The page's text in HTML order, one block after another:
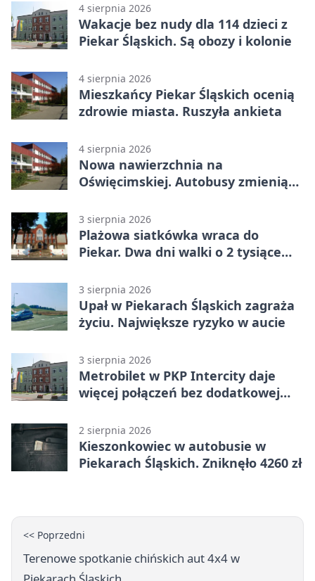
4 sierpnia 2026
Wakacje bez nudy dla 114 dzieci z
Piekar Śląskich. Są obozy i kolonie
4 sierpnia 2026
Mieszkańcy Piekar Śląskich ocenią
zdrowie miasta. Ruszyła ankieta
4 sierpnia 2026
Nowa nawierzchnia na
Oświęcimskiej. Autobusy zmienią
3 sierpnia 2026
Plażowa siatkówka wraca do
Piekar. Dwa dni walki o 2 tysiące
3 sierpnia 2026
Upał w Piekarach Śląskich zagraża
życiu. Największe ryzyko w aucie
3 sierpnia 2026
Metrobilet w PKP Intercity daje
więcej połączeń bez dodatkowej
2 sierpnia 2026
Kieszonkowiec w autobusie w
Piekarach Śląskich. Zniknęło 4260 zł
<< Poprzedni
Terenowe spotkanie chińskich aut 4x4 w